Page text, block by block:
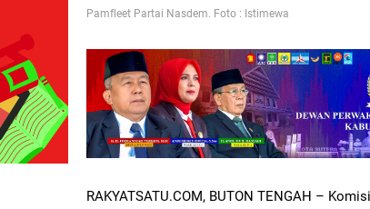
Pamfleet Partai Nasdem. Foto : Istimewa
RAKYATSATU.COM, BUTON TENGAH –